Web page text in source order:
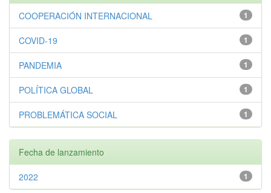
1
COOPERACIÓN INTERNACIONAL
1
COVID-19
1
PANDEMIA
1
POLÍTICA GLOBAL
1
PROBLEMÁTICA SOCIAL
Fecha de lanzamiento
1
2022